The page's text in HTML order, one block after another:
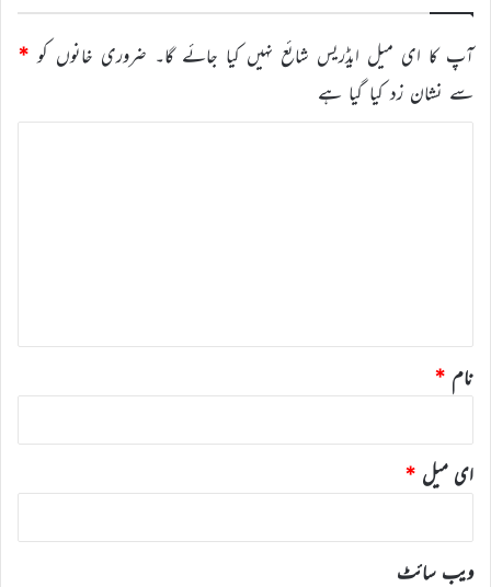
آپ کا ای میل ایڈریس شائع نہیں کیا جائے گا۔ ضروری خانوں کو *
سے نشان زد کیا گیا ہے
نام *
ای میل *
ویب‌ سائٹ